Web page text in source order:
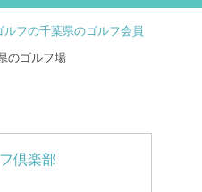
ルフの千葉県のゴルフ会員
のゴルフ場
倶楽部